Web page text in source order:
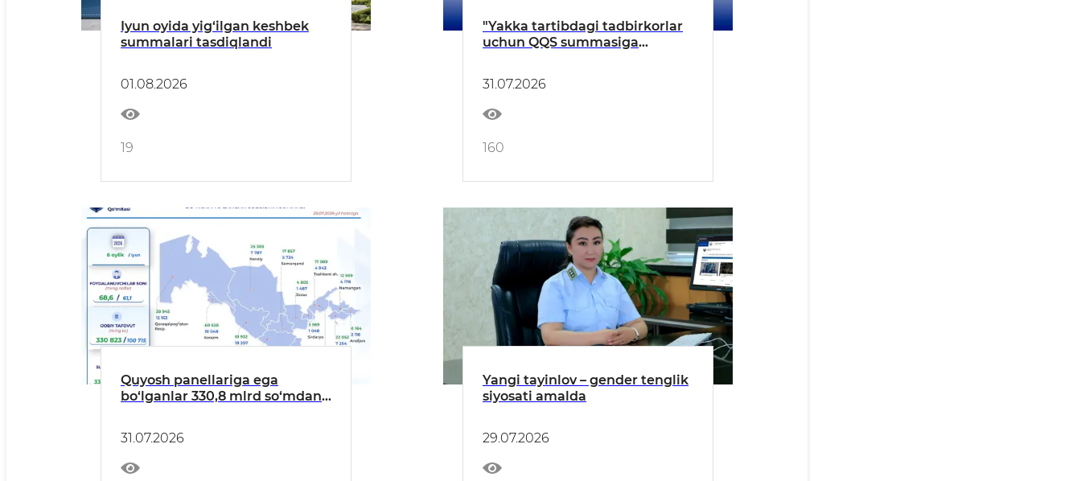
Iyun oyida yig‘ilgan keshbek
summalari tasdiqlandi
01.08.2026
19
"Yakka tartibdagi tadbirkorlar
uchun QQS summasiga
31.07.2026
160
Quyosh panellariga ega
bo‘lganlar 330,8 mlrd so‘mdan
31.07.2026
Yangi tayinlov – gender tenglik
siyosati amalda
29.07.2026